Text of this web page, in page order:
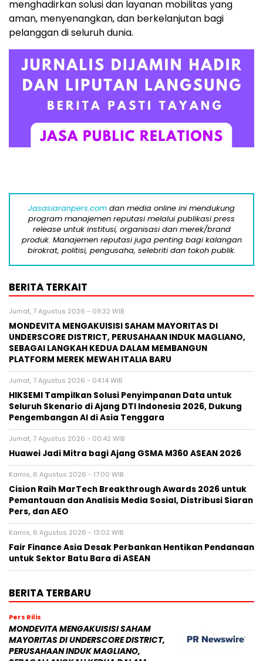
menghadirkan solusi dan layanan mobilitas yang
aman, menyenangkan, dan berkelanjutan bagi
pelanggan di seluruh dunia.
Jasasiaranpers.com dan media online ini mendukung
program manajemen reputasi melalui publikasi press
release untuk institusi, organisasi dan merek/brand
produk. Manajemen reputasi juga penting bagi kalangan
birokrat, politisi, pengusaha, selebriti dan tokoh publik.
BERITA TERKAIT
Jumat, 7 Agustus 2026 - 09:32 WIB
MONDEVITA MENGAKUISISI SAHAM MAYORITAS DI
UNDERSCORE DISTRICT, PERUSAHAAN INDUK MAGLIANO,
SEBAGAI LANGKAH KEDUA DALAM MEMBANGUN
PLATFORM MEREK MEWAH ITALIA BARU
Jumat, 7 Agustus 2026 - 04:14 WIB
HIKSEMI Tampilkan Solusi Penyimpanan Data untuk
Seluruh Skenario di Ajang DTI Indonesia 2026, Dukung
Pengembangan AI di Asia Tenggara
Jumat, 7 Agustus 2026 - 00:42 WIB
Huawei Jadi Mitra bagi Ajang GSMA M360 ASEAN 2026
Kamis, 6 Agustus 2026 - 17:00 WIB
Cision Raih MarTech Breakthrough Awards 2026 untuk
Pemantauan dan Analisis Media Sosial, Distribusi Siaran
Pers, dan AEO
Kamis, 6 Agustus 2026 - 13:02 WIB
Fair Finance Asia Desak Perbankan Hentikan Pendanaan
untuk Sektor Batu Bara di ASEAN
BERITA TERBARU
Pers Rilis
MONDEVITA MENGAKUISISI SAHAM
MAYORITAS DI UNDERSCORE DISTRICT,
PERUSAHAAN INDUK MAGLIANO,